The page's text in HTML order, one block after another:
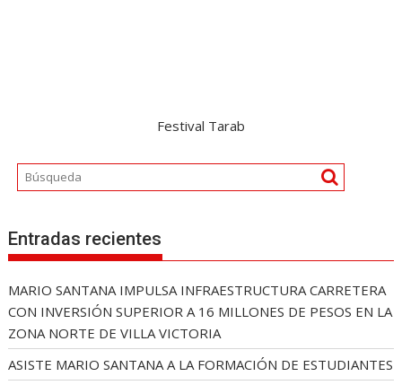
Festival Tarab
Entradas recientes
MARIO SANTANA IMPULSA INFRAESTRUCTURA CARRETERA
CON INVERSIÓN SUPERIOR A 16 MILLONES DE PESOS EN LA
ZONA NORTE DE VILLA VICTORIA
ASISTE MARIO SANTANA A LA FORMACIÓN DE ESTUDIANTES